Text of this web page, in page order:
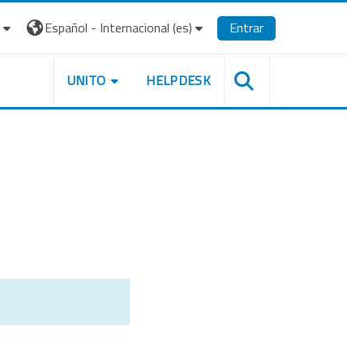
Español - Internacional ‎(es)‎ Entrar
UNITO HELPDESK